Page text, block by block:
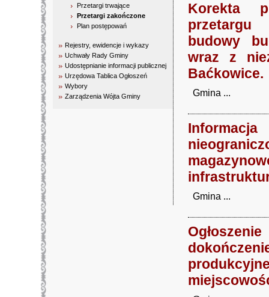
Przetargi trwające
Przetargi zakończone
Plan postępowań
Rejestry, ewidencje i wykazy
Uchwały Rady Gminy
Udostępnianie informacji publicznej
Urzędowa Tablica Ogłoszeń
Wybory
Zarządzenia Wójta Gminy
Korekta
przetargu
budowy
wraz z
Baćkowice.
Gmina ...
Gmina ...